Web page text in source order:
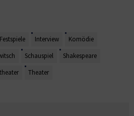
Interview
Komödie
Schauspiel
Shakespeare
Theater